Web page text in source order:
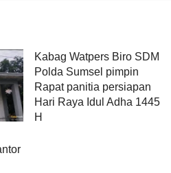
Kabag Watpers Biro SDM
Polda Sumsel pimpin
Rapat panitia persiapan
Hari Raya Idul Adha 1445
H